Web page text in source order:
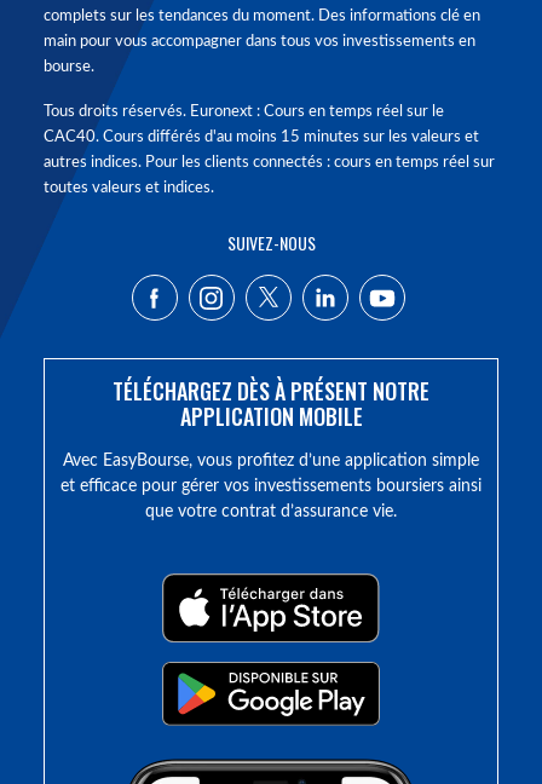
complets sur les tendances du moment. Des informations clé en
main pour vous accompagner dans tous vos investissements en
bourse.
Tous droits réservés. Euronext : Cours en temps réel sur le
CAC40. Cours différés d'au moins 15 minutes sur les valeurs et
autres indices. Pour les clients connectés : cours en temps réel sur
toutes valeurs et indices.
SUIVEZ-NOUS
TÉLÉCHARGEZ DÈS À PRÉSENT NOTRE
APPLICATION MOBILE
Avec EasyBourse, vous profitez d’une application simple
et efficace pour gérer vos investissements boursiers ainsi
que votre contrat d’assurance vie.